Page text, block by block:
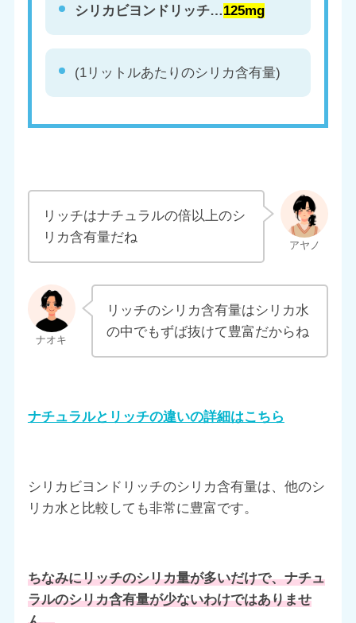
シリカビヨンドリッチ…125mg
(1リットルあたりのシリカ含有量)
リッチはナチュラルの倍以上のシ
リカ含有量だね
リッチのシリカ含有量はシリカ水
の中でもずば抜けて豊富だからね
ナチュラルとリッチの違いの詳細はこちら
シリカビヨンドリッチのシリカ含有量は、他のシ
リカ水と比較しても非常に豊富です。
ちなみにリッチのシリカ量が多いだけで、ナチュ
ラルのシリカ含有量が少ないわけではありませ